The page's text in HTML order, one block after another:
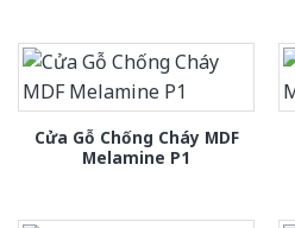
Cửa Gỗ Chống Cháy MDF
Melamine P1